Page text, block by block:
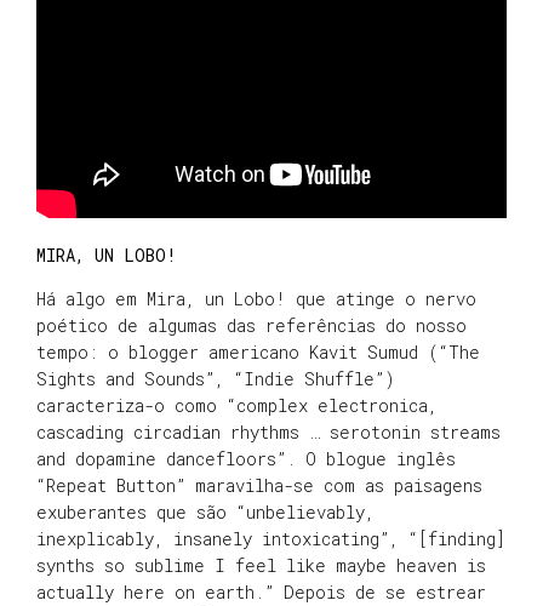
MIRA, UN LOBO!
Há algo em Mira, un Lobo! que atinge o nervo
poético de algumas das referências do nosso
tempo: o blogger americano Kavit Sumud (“The
Sights and Sounds”, “Indie Shuffle”)
caracteriza-o como “complex electronica,
cascading circadian rhythms … serotonin streams
and dopamine dancefloors”. O blogue inglês
“Repeat Button” maravilha-se com as paisagens
exuberantes que são “unbelievably,
inexplicably, insanely intoxicating”, “[finding]
synths so sublime I feel like maybe heaven is
actually here on earth.” Depois de se estrear